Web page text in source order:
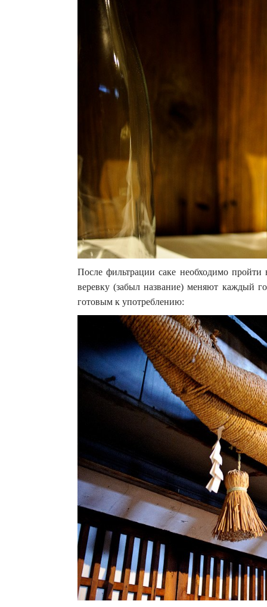
После фильтрации саке необходимо
веревку (забыл название) меняют каждый
готовым к употреблению: